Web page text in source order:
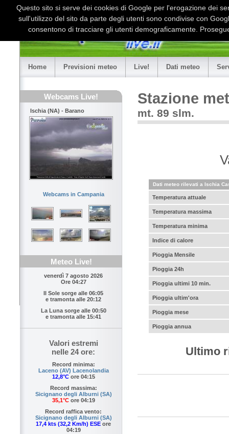
Home Previsioni meteo Live! Dati meteo
Webcams Live!
Ischia (NA) - Barano
Webcams in Campania
Meteo Live!
venerdì 7 agosto 2026
Ore 04:27
Il Sole sorge alle 06:05
e tramonta alle 20:12
La Luna sorge alle 00:50
e tramonta alle 15:41
Valori estremi
nelle 24 ore:
Record minima:
Laceno (AV) Lacenolandia
12,8°Core 04:15
Record massima:
Sicignano degli Alburni (SA)
35,1°Core 04:19
Record raffica vento:
Sicignano degli Alburni (SA)
17,4 kts (32,2 Km/h) ESE ore
04:19
Stazione
mt. 89 slm.
Dati meteo rilevati a Ischia
Temperatura attuale
Temperatura massima
Temperatura minima
Indice di calore
Pioggia Mensile
Pioggia 24h
Pioggia ultimi 10 min.
Pioggia ultim'ora
Pioggia mese
Pioggia annua
Ultimo
Questo sito si serve dei cookies di Google per l'erogazione dei
sull'utilizzo del sito da parte degli utenti sono condivise con
consentono di tracciare gli utenti demograficamente.